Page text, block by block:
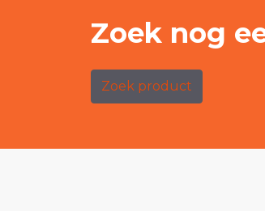
Zoek nog
Zoek product